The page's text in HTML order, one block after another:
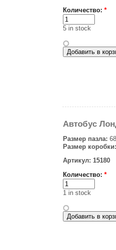
Количество: *
5 in stock
Автобус
Размер пазла:
Размер коробки:
Артикул: 15180
Количество: *
1 in stock